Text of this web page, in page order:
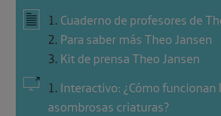
1. Cuaderno de profesores de
2. Para saber más Theo Jansen
3. Kit de prensa Theo Jansen
1. Interactivo: ¿Cómo funcionan
asombrosas criaturas?